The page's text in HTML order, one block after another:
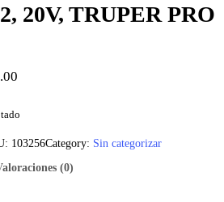
20V, TRUPER PRO
103256Category: Sin categorizar
(0)